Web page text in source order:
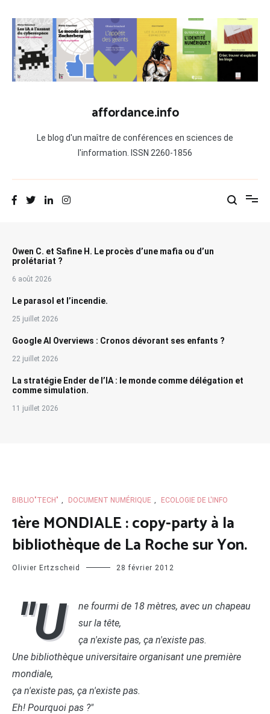
contenu
affordance.info
Le blog d'un maître de conférences en sciences de
l'information. ISSN 2260-1856
Owen C. et Safine H. Le procès d’une mafia ou d’un
prolétariat ?
6 août 2026
Le parasol et l’incendie.
25 juillet 2026
Google AI Overviews : Cronos dévorant ses enfants ?
22 juillet 2026
La stratégie Ender de l’IA : le monde comme délégation et
comme simulation.
11 juillet 2026
BIBLIO"TECH" DOCUMENT NUMÉRIQUE ECOLOGIE DE L'INFO
1ère MONDIALE : copy-party à la
bibliothèque de La Roche sur Yon.
Olivier Ertzscheid 28 février 2012
"U
ne fourmi de 18 mètres, avec un chapeau
sur la tête,
ça n'existe pas, ça n'existe pas.
Une bibliothèque universitaire organisant une première
mondiale,
ça n'existe pas, ça n'existe pas.
Eh! Pourquoi pas ?"